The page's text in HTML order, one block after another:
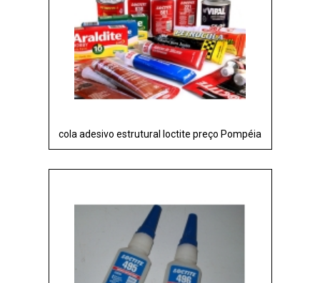
cola adesivo estrutural loctite preço Pompéia